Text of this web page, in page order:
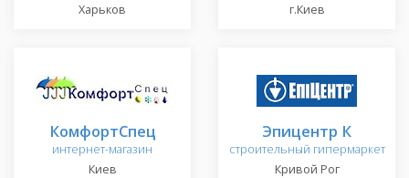
Харьков
г.Киев
КомфортСпец
интернет-магазин
Киев
Эпицентр К
строительный гипермаркет
Кривой Рог